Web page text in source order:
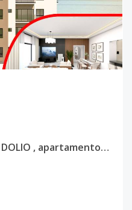
Proyecto en planos JUAN DOLIO , apartamentos de 2 habitaciones , 2 baños. Entrega en 2025